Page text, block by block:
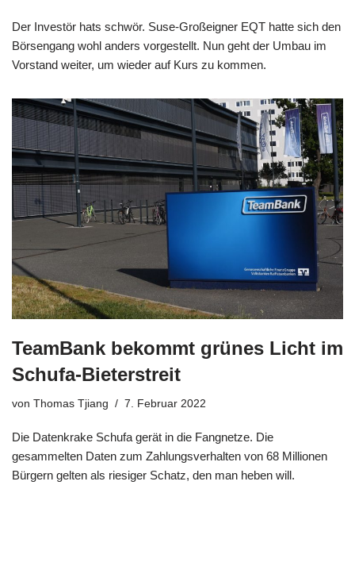
Der Investör hats schwör. Suse-Großeigner EQT hatte sich den
Börsengang wohl anders vorgestellt. Nun geht der Umbau im
Vorstand weiter, um wieder auf Kurs zu kommen.
TeamBank bekommt grünes Licht im
Schufa-Bieterstreit
von Thomas Tjiang 7. Februar 2022
Die Datenkrake Schufa gerät in die Fangnetze. Die
gesammelten Daten zum Zahlungsverhalten von 68 Millionen
Bürgern gelten als riesiger Schatz, den man heben will.